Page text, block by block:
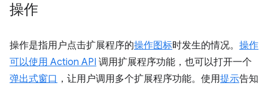
操作
操作是指用户点击扩展程序的操作图标时发生的情况。 操作
可以使用 Action API 调用扩展程序功能，也可以打开一个
弹出式窗口 ，让用户调用多个扩展程序功能。使用提示告知